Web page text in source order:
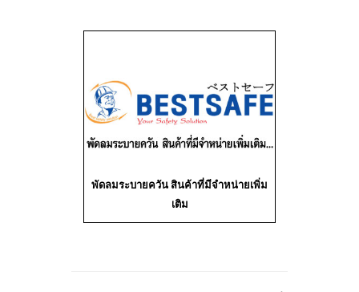
พัดลมระบายควัน สินค้าที่มีจำหน่ายเพิ่ม
เติม